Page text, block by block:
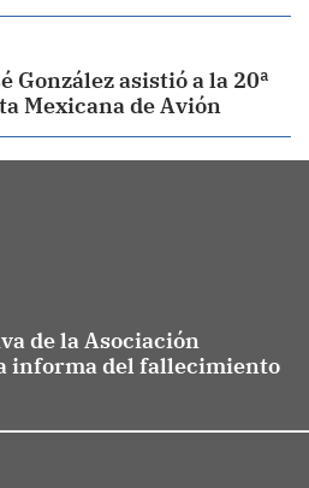
González asistió a la 20ª
Mexicana de Avión
de la Asociación
informa del fallecimiento